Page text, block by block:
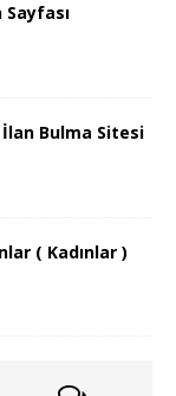
Bulma Sitesi
( Kadınlar )